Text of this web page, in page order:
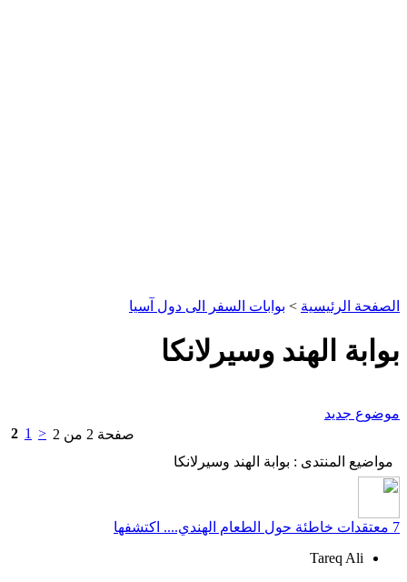
الصفحة الرئيسية > بوابات السفر الى دول آسيا
بوابة الهند وسيرلانكا
موضوع جديد
صفحة 2 من 2
<
1
2
مواضيع المنتدى : بوابة الهند وسيرلانكا
7 معتقدات خاطئة حول الطعام الهندي.... اكتشفها
Tareq Ali